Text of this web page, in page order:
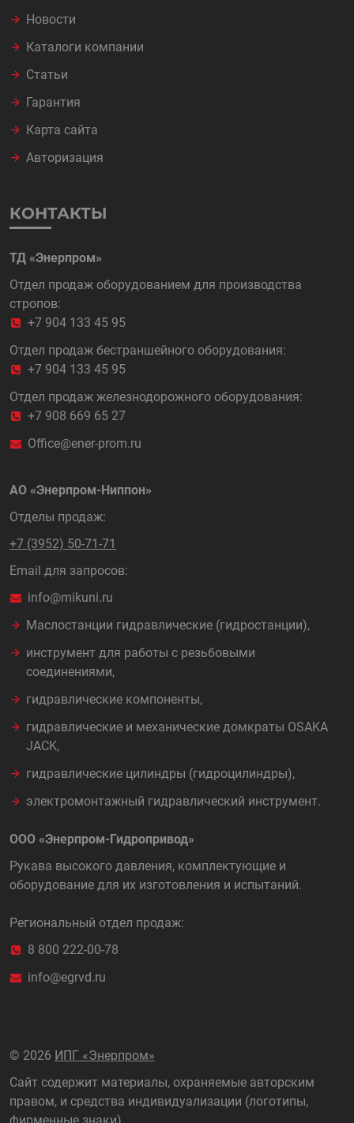
Новости
Каталоги компании
Статьи
Гарантия
Карта сайта
Авторизация
КОНТАКТЫ
ТД «Энерпром»
Отдел продаж оборудованием для производства
стропов:
+7 904 133 45 95
Отдел продаж бестраншейного оборудования:
+7 904 133 45 95
Отдел продаж железнодорожного оборудования:
+7 908 669 65 27
Office@ener-prom.ru
АО «Энерпром-Ниппон»
Отделы продаж:
+7 (3952) 50-71-71
Email для запросов:
info@mikuni.ru
Маслостанции гидравлические (гидростанции),
инструмент для работы с резьбовыми
соединениями,
гидравлические компоненты,
гидравлические и механические домкраты OSAKA
JACK,
гидравлические цилиндры (гидроцилиндры),
электромонтажный гидравлический инструмент.
ООО «Энерпром-Гидропривод»
Рукава высокого давления, комплектующие и
оборудование для их изготовления и испытаний.
Региональный отдел продаж:
8 800 222-00-78
info@egrvd.ru
© 2026 ИПГ «Энерпром»
Сайт содержит материалы, охраняемые авторским
правом, и средства индивидуализации (логотипы,